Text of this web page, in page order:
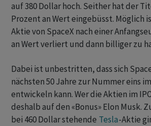
auf 380 Dollar hoch. Seither hat der
Prozent an Wert eingebüsst. Möglich
Aktie von SpaceX nach einer
an Wert verliert und dann billiger zu
Dabei ist unbestritten, dass sich
nächsten 50 Jahre zur Nummer eins
entwickeln kann. Wer die Aktien im
deshalb auf den «Bonus» Elon Musk.
bei 460 Dollar stehende Tesla-Aktie